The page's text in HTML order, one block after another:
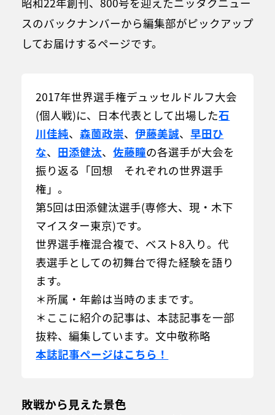
スのバックナンバーから編集部がピックアップ
してお届けするページです。
2017年世界選手権デュッセルドルフ大会
(個人戦)に、日本代表として出場した石
川佳純、森薗政崇、伊藤美誠、早田ひ
な、 田添健汰、佐藤瞳の各選手が大会を
振り返る「回想 それぞれの世界選手
権」。
第5回は田添健汰選手(専修大、現・木下
マイスター東京)です。
世界選手権混合複で、ベスト8入り。代
表選手としての初舞台で得た経験を語り
ます。
＊所属・年齢は当時のままです。
＊ここに紹介の記事は、本誌記事を一部
抜粋、編集しています。文中敬称略
本誌記事ページはこちら！
敗戦から見えた景色